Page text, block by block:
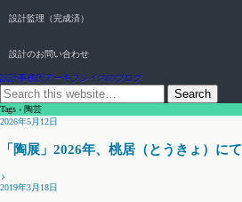
設計監理（完成済）
設計のお問い合わせ
設計事務所アーキプレイスのブログ
Tags › 陶芸
2026年5月12日
「陶展」2026年、桃居（とうきょ）にて
2019年3月18日